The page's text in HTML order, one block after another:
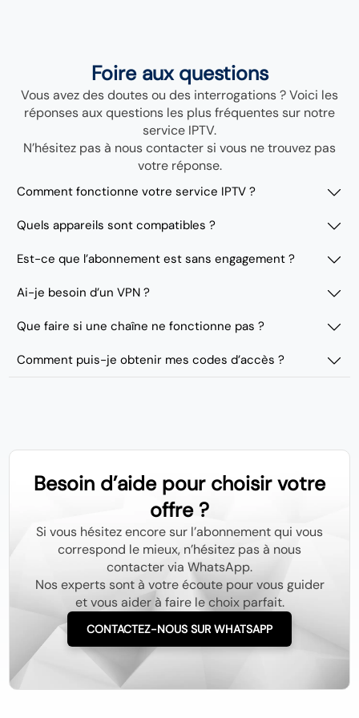
Foire aux questions
Vous avez des doutes ou des interrogations ? Voici les
réponses aux questions les plus fréquentes sur notre
service IPTV.
N’hésitez pas à nous contacter si vous ne trouvez pas
votre réponse.
Comment fonctionne votre service IPTV ?
Quels appareils sont compatibles ?
Est-ce que l’abonnement est sans engagement ?
Ai-je besoin d’un VPN ?
Que faire si une chaîne ne fonctionne pas ?
Comment puis-je obtenir mes codes d’accès ?
Besoin d’aide pour choisir votre
offre ?
Si vous hésitez encore sur l’abonnement qui vous
correspond le mieux, n’hésitez pas à nous
contacter via WhatsApp.
Nos experts sont à votre écoute pour vous guider
et vous aider à faire le choix parfait.
CONTACTEZ-NOUS SUR WHATSAPP